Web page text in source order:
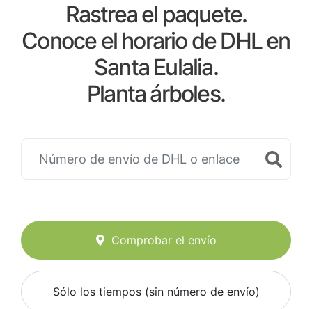
Rastrea el paquete.
Conoce el horario de DHL en
Santa Eulalia.
Planta árboles.
Comprobar el envío
Sólo los tiempos (sin número de envío)